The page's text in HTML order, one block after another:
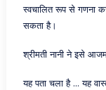
स्वचालित रूप से गणना
सकता है।
श्रीमती नानी ने इसे
यह पता चला है ... यह